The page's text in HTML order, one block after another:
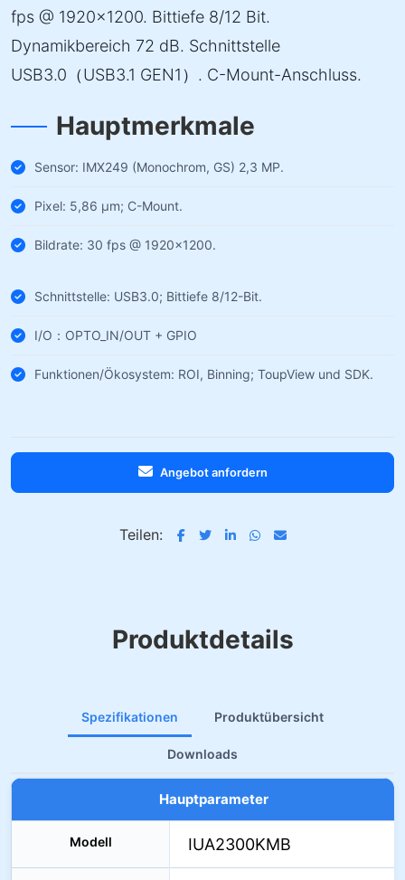
fps @ 1920×1200. Bittiefe 8/12 Bit.
Dynamikbereich 72 dB. Schnittstelle
USB3.0（USB3.1 GEN1）. C-Mount-Anschluss.
Hauptmerkmale
Sensor: IMX249 (Monochrom, GS) 2,3 MP.
Pixel: 5,86 µm; C-Mount.
Bildrate: 30 fps @ 1920×1200.
Schnittstelle: USB3.0; Bittiefe 8/12-Bit.
I/O：OPTO_IN/OUT + GPIO
Funktionen/Ökosystem: ROI, Binning; ToupView und SDK.
Angebot anfordern
Teilen:
Produktdetails
Spezifikationen Produktübersicht
Downloads
Hauptparameter
Modell IUA2300KMB